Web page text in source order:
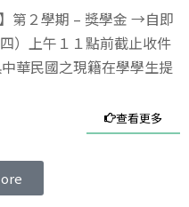
第２學期 – 獎學金 →自即
）上午１１點前截止收件
華民國之現籍在學學生提
查看更多